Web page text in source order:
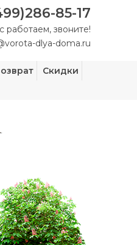
85-17
работаем, звоните!
dlya-doma.ru
Скидки